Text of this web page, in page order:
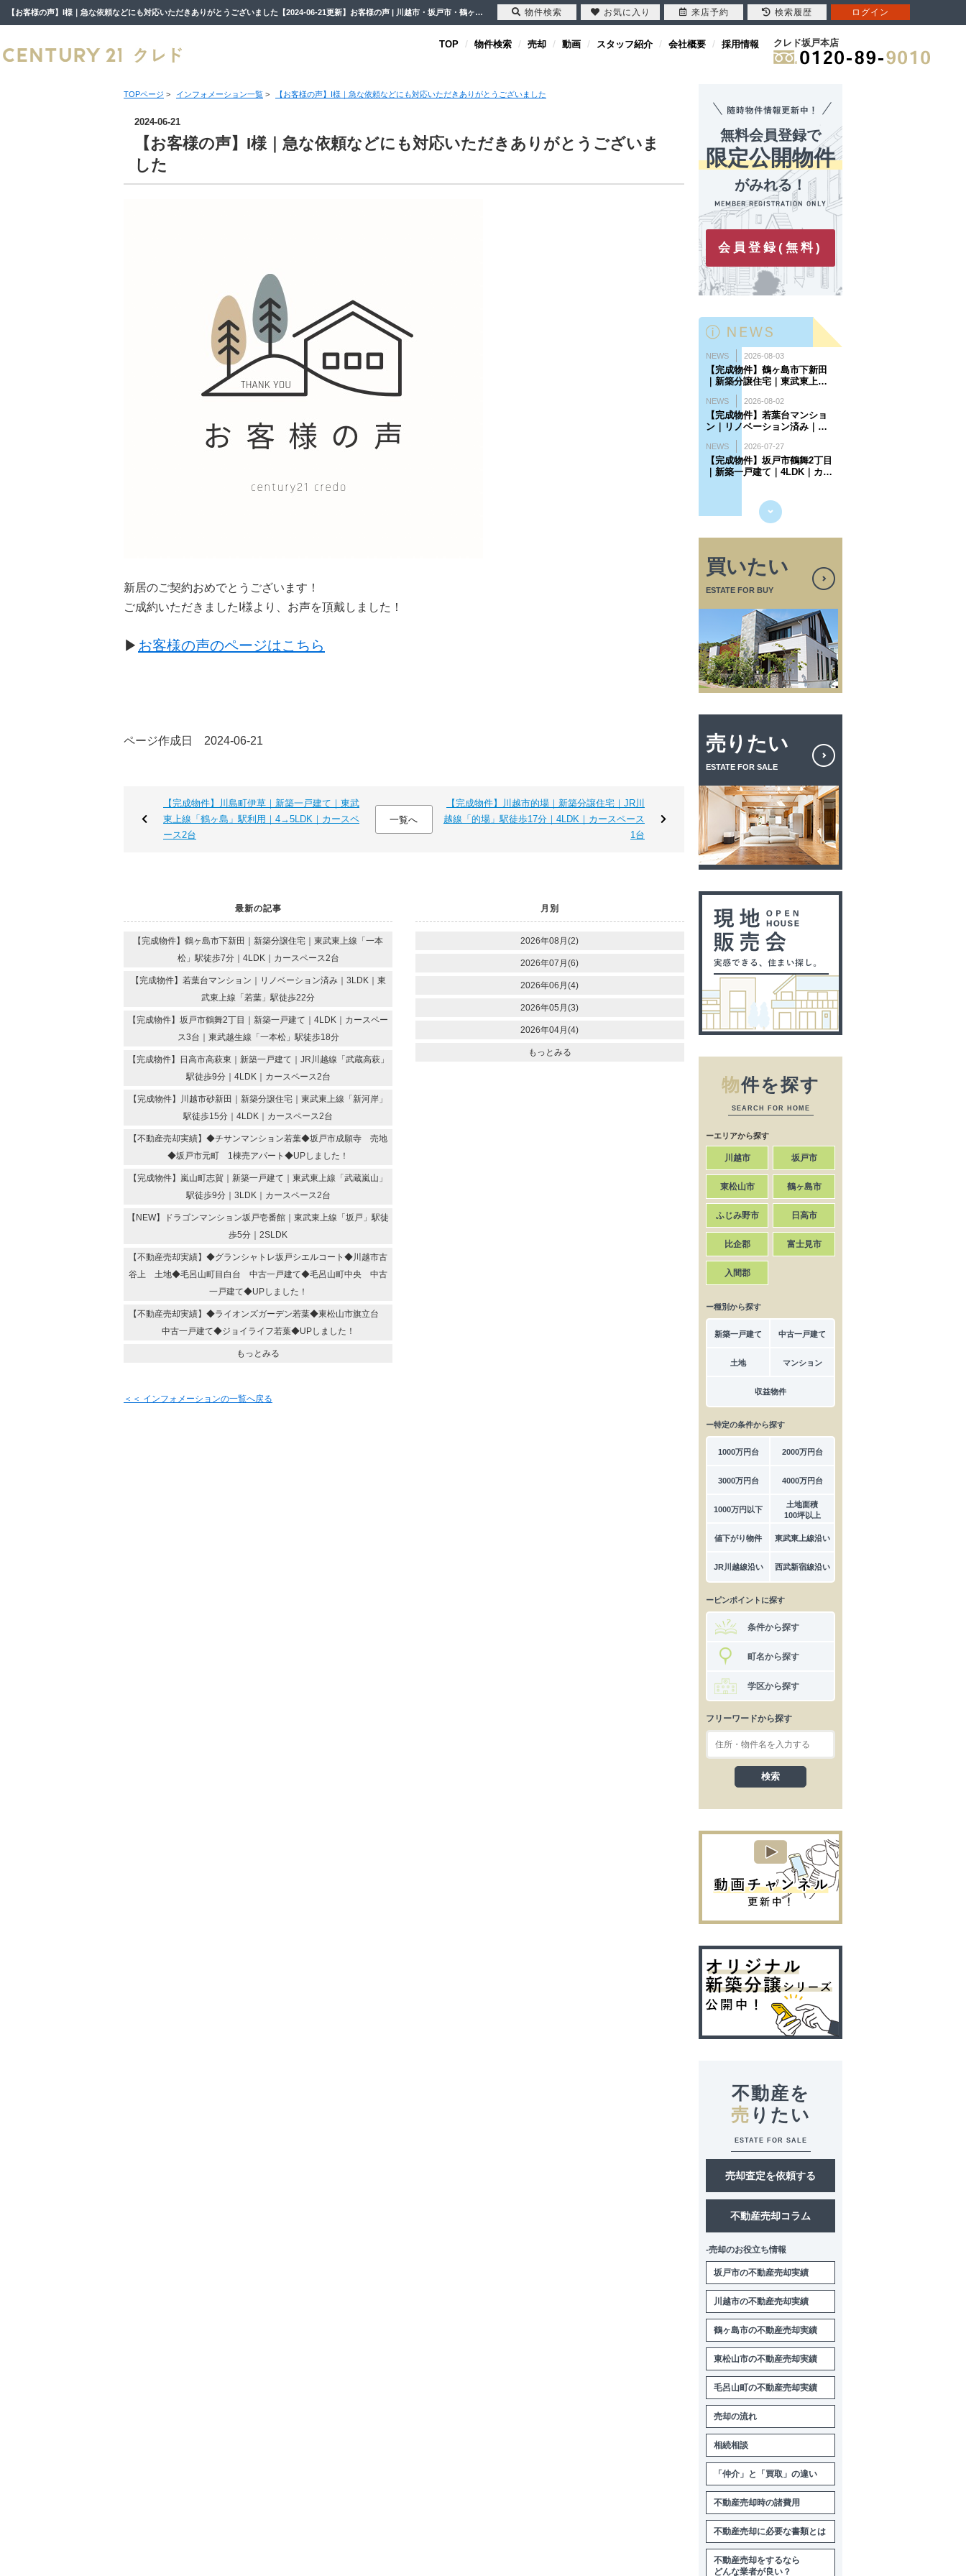
【お客様の声】I様｜急な依頼などにも対応いただきありがとうございました【2024-06-21更新】お客様の声 | 川越市・坂戸市・鶴ヶ島市の不動産（新築一戸建て・中古戸建・土地・中古マンション）不動産売却はセンチュリー21クレド
TOP 物件検索 売却 動画 スタッフ紹介 会社概要 採用情報 クレド坂戸本店
TOPページ > インフォメーション一覧 > 【お客様の声】I様｜急な依頼などにも対応いただきありがとうございました
2024-06-21
【お客様の声】I様｜急な依頼などにも対応いただきありがとうございま
した
新居のご契約おめでとうございます！
ご成約いただきましたI様より、お声を頂戴しました！
▶︎ お客様の声のページはこちら
ページ作成日 2024-06-21
【完成物件】川島町伊草｜新築一戸建て｜東武
東上線「鶴ヶ島」駅利用｜4→5LDK｜カースペ
ース2台
一覧へ
【完成物件】川越市的場｜新築分譲住宅｜JR川
越線「的場」駅徒歩17分｜4LDK｜カースペース
1台
最新の記事
【完成物件】鶴ヶ島市下新田｜新築分譲住宅｜東武東上線「一本
松」駅徒歩7分｜4LDK｜カースペース2台
【完成物件】若葉台マンション｜リノベーション済み｜3LDK｜東
武東上線「若葉」駅徒歩22分
【完成物件】坂戸市鶴舞2丁目｜新築一戸建て｜4LDK｜カースペー
ス3台｜東武越生線「一本松」駅徒歩18分
【完成物件】日高市高萩東｜新築一戸建て｜JR川越線「武蔵高萩」
駅徒歩9分｜4LDK｜カースペース2台
【完成物件】川越市砂新田｜新築分譲住宅｜東武東上線「新河岸」
駅徒歩15分｜4LDK｜カースペース2台
【不動産売却実績】◆チサンマンション若葉◆坂戸市成願寺 売地
◆坂戸市元町 1棟売アパート◆UPしました！
【完成物件】嵐山町志賀｜新築一戸建て｜東武東上線「武蔵嵐山」
駅徒歩9分｜3LDK｜カースペース2台
【NEW】ドラゴンマンション坂戸壱番館｜東武東上線「坂戸」駅徒
歩5分｜2SLDK
【不動産売却実績】◆グランシャトレ坂戸シエルコート◆川越市古
谷上 土地◆毛呂山町目白台 中古一戸建て◆毛呂山町中央 中古
一戸建て◆UPしました！
【不動産売却実績】◆ライオンズガーデン若葉◆東松山市旗立台
中古一戸建て◆ジョイライフ若葉◆UPしました！
もっとみる
月別
2026年08月(2)
2026年07月(6)
2026年06月(4)
2026年05月(3)
2026年04月(4)
もっとみる
＜＜ インフォメーションの一覧へ戻る
無料会員登録で
限定公開物件
がみれる！
会員登録(無料)
買いたい
ESTATE FOR BUY
売りたい
ESTATE FOR SALE
物件を探す
SEARCH FOR HOME
ーエリアから探す
川越市 坂戸市
東松山市 鶴ヶ島市
ふじみ野市 日高市
比企郡 富士見市
入間郡
ー種別から探す
新築一戸建て 中古一戸建て
土地 マンション
収益物件
ー特定の条件から探す
1000万円台 2000万円台
3000万円台 4000万円台
1000万円以下
土地面積
100坪以上
値下がり物件 東武東上線沿い
JR川越線沿い 西武新宿線沿い
ーピンポイントに探す
条件から探す
町名から探す
学区から探す
フリーワードから探す
不動産を
売 りたい
ESTATE FOR SALE
売却査定を依頼する
不動産売却コラム
-売却のお役立ち情報
坂戸市の不動産売却実績
川越市の不動産売却実績
鶴ヶ島市の不動産売却実績
東松山市の不動産売却実績
毛呂山町の不動産売却実績
売却の流れ
相続相談
「仲介」と「買取」の違い
不動産売却時の諸費用
不動産売却に必要な書類とは
不動産売却をするなら
どんな業者が良い？
物件検索 お気に入り 来店予約 検索履歴 ログイン